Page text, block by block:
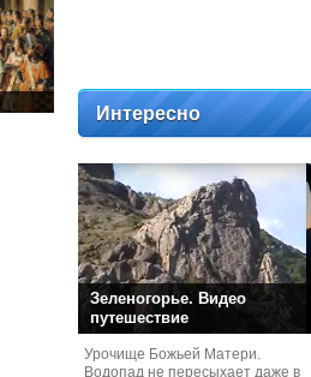
Интересно
Зеленогорье. Видео
путешествие
Урочище Божьей Матери.
Водопад не пересыхает даже в